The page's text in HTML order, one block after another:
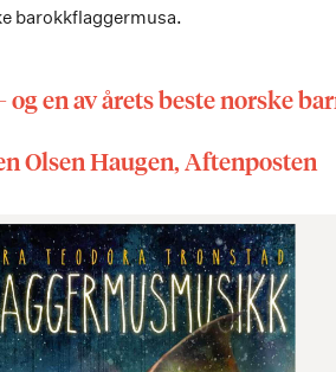
barokkflaggermusa.
en av årets beste norske
Olsen Haugen, Aftenposten